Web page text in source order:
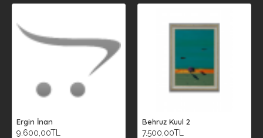
Ergin İnan
9.600,00TL
Behruz Kuul 2
7.500,00TL